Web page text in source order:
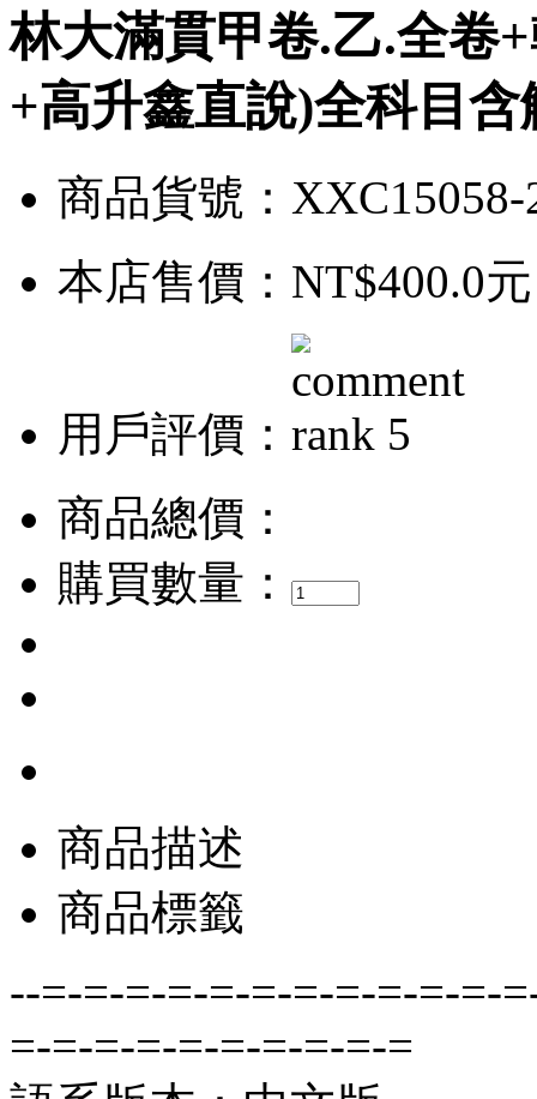
林大滿貫甲卷.乙.全卷
+高升鑫直說)全科目
商品貨號：XXC15058-
本店售價： NT$400.0元
用戶評價：
商品總價：
購買數量：
商品描述
商品標籤
--=-=-=-=-=-=-=-=-=-=-=-
=-=-=-=-=-=-=-=-=-=